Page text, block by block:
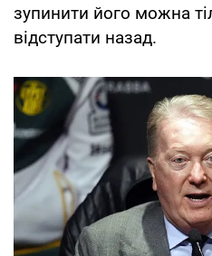
зупинити його можна
відступати назад.